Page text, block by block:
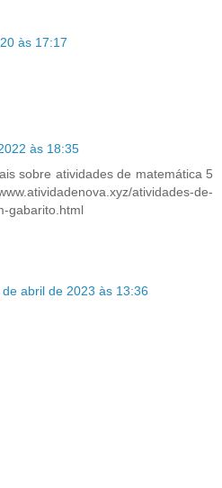
às 17:17
às 18:35
sobre atividades de matemática 5
atividades-de-
gabarito.html
de abril de 2023 às 13:36